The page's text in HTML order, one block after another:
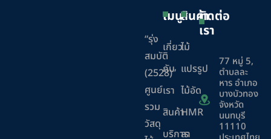
“รุ่ง
สมบัติ
(2528)”
ศูนย์
รวม
วัสดุ
เมนู
เกี่ยว
กับ
เรา
สินค้า
บริการ
สินค้า
ไม้
แปรรูป
ไม้อัด
HMR
ลา
ติดต่อ
เรา
77 หมู่ 5,
ตำบลละ
หาร อำเภอ
บางบัวทอง
จังหวัด
นนทบุรี
11110